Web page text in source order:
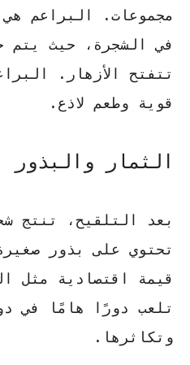
مجموعات.
البراعم
في الشجرة، حيث يتم
تتفتح الأزهار.
قوية وطعم لاذع.
الثمار والبذور
بعد التلقيح، تنتج
تحتوي على بذور
قيمة اقتصادية مثل
تلعب دورًا هامًا في
وتكاثرها.